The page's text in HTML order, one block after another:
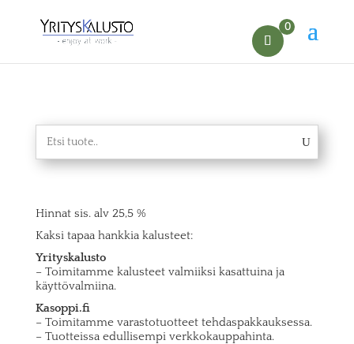
0
Hinnat sis. alv 25,5 %
Kaksi tapaa hankkia kalusteet:
Yrityskalusto
– Toimitamme kalusteet valmiiksi kasattuina ja
käyttövalmiina.
Kasoppi.fi
– Toimitamme varastotuotteet tehdaspakkauksessa.
– Tuotteissa edullisempi verkkokauppahinta.